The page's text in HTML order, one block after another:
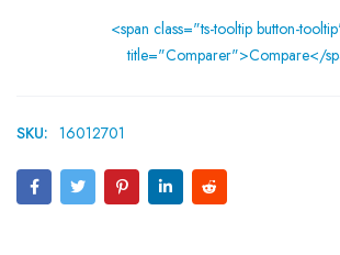
<span class="ts-tooltip button-
title="Comparer">Compare</
SKU: 16012701